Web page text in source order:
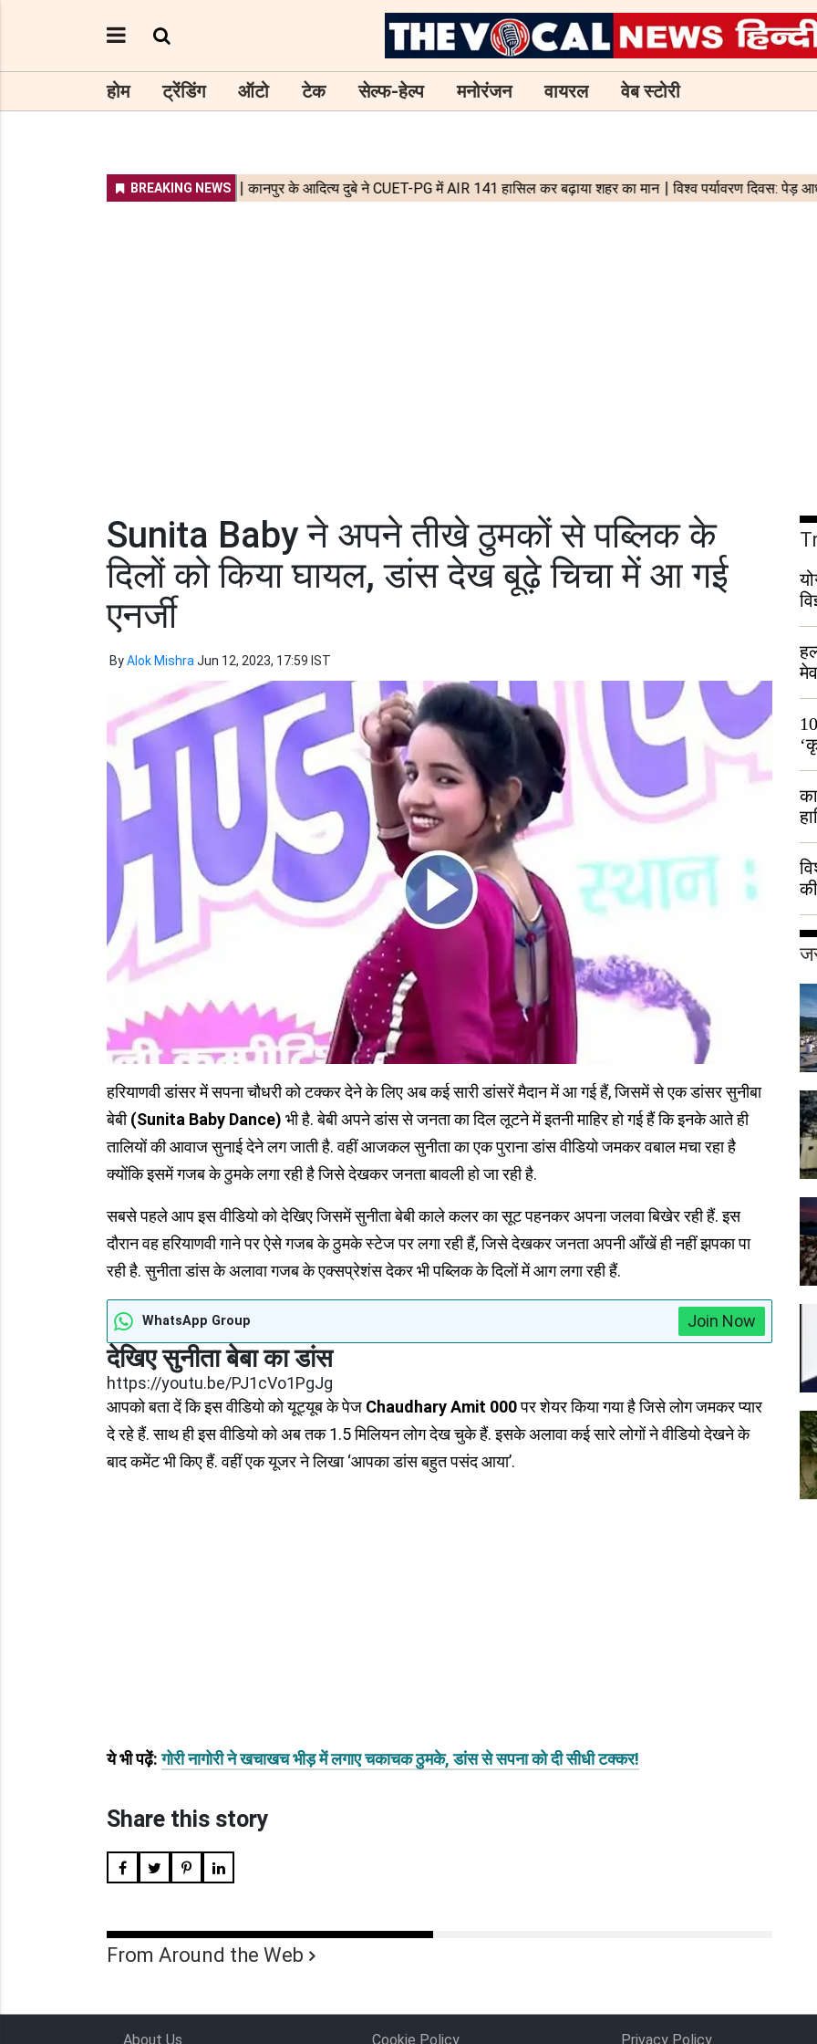
होम ट्रेंडिंग ऑटो टेक सेल्फ-हेल्प मनोरंजन वायरल वेब स्टोरी
Sunita Baby ने अपने तीखे ठुमकों से पब्लिक के
दिलों को किया घायल, डांस देख बूढ़े चिचा में आ गई
एनर्जी
ByAlok Mishra Jun 12, 2023, 17:59 IST
हरियाणवी डांसर में सपना चौधरी को टक्कर देने के लिए अब कई सारी डांसरें मैदान में आ गई हैं, जिसमें से एक डांसर सुनीबा
बेबी(Sunita Baby Dance) भी है. बेबी अपने डांस से जनता का दिल लूटने में इतनी माहिर हो गई हैं कि इनके आते ही
तालियों की आवाज सुनाई देने लग जाती है. वहीं आजकल सुनीता का एक पुराना डांस वीडियो जमकर वबाल मचा रहा है
क्योंकि इसमें गजब के ठुमके लगा रही है जिसे देखकर जनता बावली हो जा रही है.
सबसे पहले आप इस वीडियो को देखिए जिसमें सुनीता बेबी काले कलर का सूट पहनकर अपना जलवा बिखेर रही हैं. इस
दौरान वह हरियाणवी गाने पर ऐसे गजब के ठुमके स्टेज पर लगा रही हैं, जिसे देखकर जनता अपनी आँखें ही नहीं झपका पा
रही है. सुनीता डांस के अलावा गजब के एक्सप्रेशंस देकर भी पब्लिक के दिलों में आग लगा रही हैं.
WhatsApp Group Join Now
देखिए सुनीता बेबा का डांस
https://youtu.be/PJ1cVo1PgJg
आपको बता दें कि इस वीडियो को यूट्यूब के पेज Chaudhary Amit 000पर शेयर किया गया है जिसे लोग जमकर प्यार
दे रहे हैं. साथ ही इस वीडियो को अब तक 1.5 मिलियन लोग देख चुके हैं. इसके अलावा कई सारे लोगों ने वीडियो देखने के
बाद कमेंट भी किए हैं. वहीं एक यूजर ने लिखा ‘आपका डांस बहुत पसंद आया’.
ये भी पढ़ें: गोरी नागोरी ने खचाखच भीड़ में लगाए चकाचक ठुमके, डांस से सपना को दी सीधी टक्कर!
Share this story
From Around the Web
हुई
About Us Cookie Policy Privacy Policy